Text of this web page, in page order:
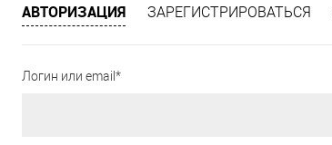
АВТОРИЗАЦИЯ ЗАРЕГИСТРИРОВАТЬСЯ
Логин или email*